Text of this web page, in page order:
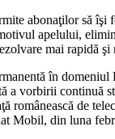
abonaţilor să îşi
apelului,
mai rapidă şi
în
a vorbirii continuă
românească de
Mobil, din luna